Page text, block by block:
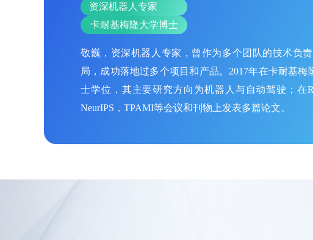
资深机器人专家
卡耐基梅隆大学博士
敬巍，资深机器人专家，曾作为多个团队的技术负
局，成功落地过多个项目和产品。2017年在卡耐基
士学位，其主要研究方向为机器人与自动驾驶；在
NeurIPS，TPAMI等会议和刊物上发表多篇论文。